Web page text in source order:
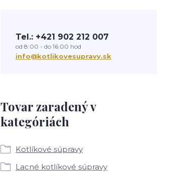
Tovar zaradený v
kategóriách
Kotlíkové súpravy
Lacné kotlíkové súpravy
Tel.: +421 902 212 007
od 8:00 - do 16:00 hod
info@kotlikovesupravy.sk